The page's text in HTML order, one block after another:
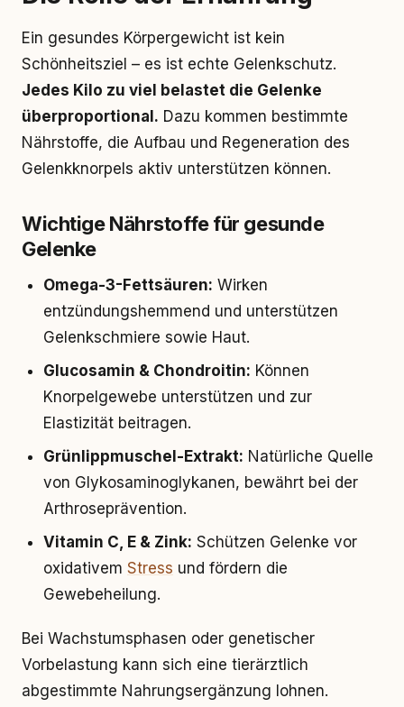
Ein gesundes Körpergewicht ist kein
Schönheitsziel – es ist echte Gelenkschutz.
Jedes Kilo zu viel belastet die Gelenke
überproportional. Dazu kommen bestimmte
Nährstoffe, die Aufbau und Regeneration des
Gelenkknorpels aktiv unterstützen können.
Wichtige Nährstoffe für gesunde
Gelenke
Omega-3-Fettsäuren: Wirken
entzündungshemmend und unterstützen
Gelenkschmiere sowie Haut.
Glucosamin & Chondroitin: Können
Knorpelgewebe unterstützen und zur
Elastizität beitragen.
Grünlippmuschel-Extrakt: Natürliche Quelle
von Glykosaminoglykanen, bewährt bei der
Arthroseprävention.
Vitamin C, E & Zink: Schützen Gelenke vor
oxidativem Stress und fördern die
Gewebeheilung.
Bei Wachstumsphasen oder genetischer
Vorbelastung kann sich eine tierärztlich
abgestimmte Nahrungsergänzung lohnen.